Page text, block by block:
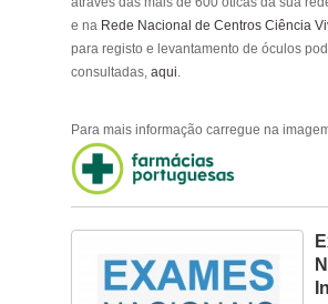
e na Rede Nacional de Centros Ciência
para registo e levantamento de óculos
consultadas, aqui
Para mais informação carregue na